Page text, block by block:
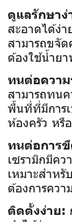
ดูแลรักษาง่
สะอาดได้ง่
สามารถขจั
ต้องใช้น้ำย
ทนต่อควา
สามารถทน
พื้นที่ที่มีการ
ห้องครัว หรื
ทนต่อการ
เซรามิกมีค
เหมาะสำห
ต้องการคว
ติดตั้งง่าย: